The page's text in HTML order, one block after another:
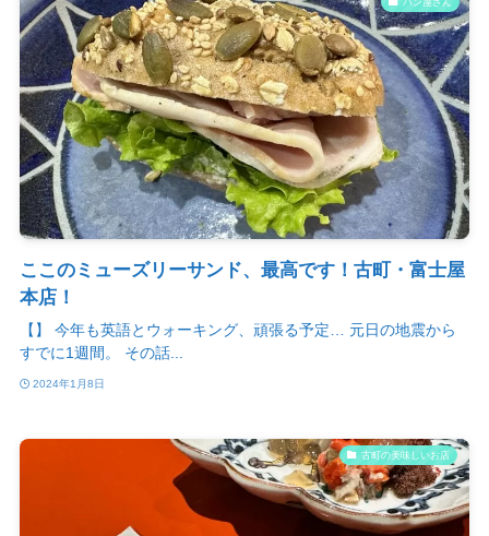
ここのミューズリーサンド、最高です！古町・富士屋
本店！
【】 今年も英語とウォーキング、頑張る予定… 元日の地震から
すでに1週間。 その話...
2024年1月8日
古町の美味しいお店